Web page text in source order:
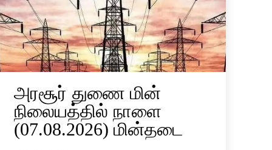
அரசூர் துணை மின்
நிலையத்தில் நாளை
(07.08.2026) மின்தடை